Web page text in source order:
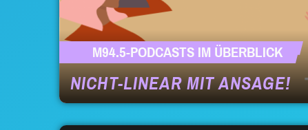
M94.5-PODCASTS IM ÜBERBLICK
NICHT-LINEAR MIT ANSAGE!